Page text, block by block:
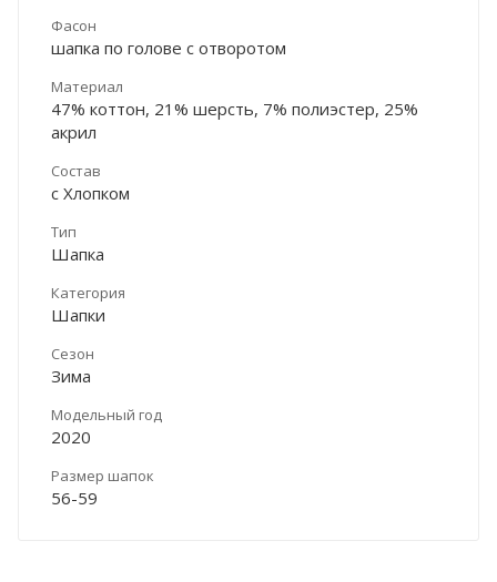
Фасон
шапка по голове с отворотом
Материал
47% коттон, 21% шерсть, 7% полиэстер, 25%
акрил
Состав
с Хлопком
Тип
Шапка
Категория
Шапки
Сезон
Зима
Модельный год
2020
Размер шапок
56-59